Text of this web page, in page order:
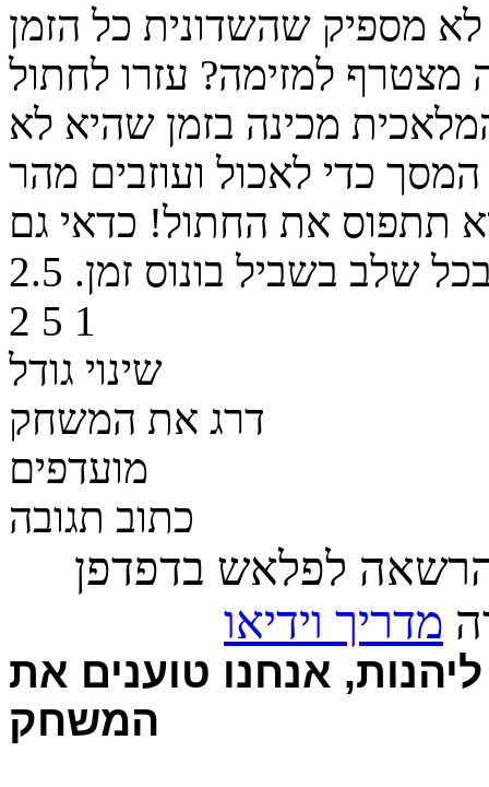
מספיק שהשדונית כל הזמן
למזימה? עזרו לחתול
מכינה בזמן שהיא לא
כדי לאכול ועוזבים מהר
תתפוס את החתול! כדאי גם
2.5
2 5 1
שינוי גודל
דרג את המשחק
מועדפים
כתוב תגובה
לפלאש בדפדפן
מדריך וידיאו
אנחנו טוענים את
המשחק